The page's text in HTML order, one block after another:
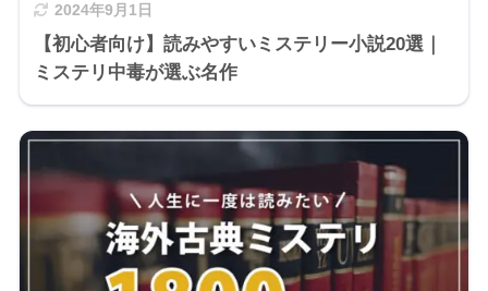
2024年9月1日
【初心者向け】読みやすいミステリー小説20選｜
ミステリ中毒が選ぶ名作